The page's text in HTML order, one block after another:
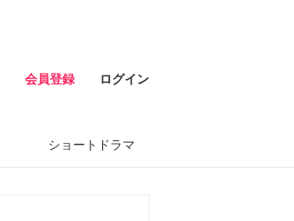
会員登録 ログイン
ショートドラマ